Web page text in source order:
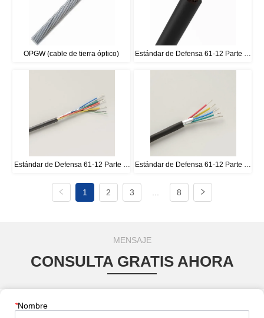
OPGW (cable de tierra óptico)
Estándar de Defensa 61-12 Parte 6
Equipo Alambre Tipo 1, Tipo 2, Tipo
Estándar de Defensa 61-12 Parte 5
Estándar de Defensa 61-12 Parte 5
1 2 3 8
MENSAJE
CONSULTA GRATIS AHORA
*Nombre